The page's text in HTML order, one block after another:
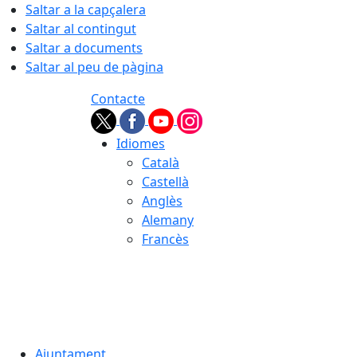
Saltar a la capçalera
Saltar al contingut
Saltar a documents
Saltar al peu de pàgina
Contacte
Idiomes
Català
Castellà
Anglès
Alemany
Francès